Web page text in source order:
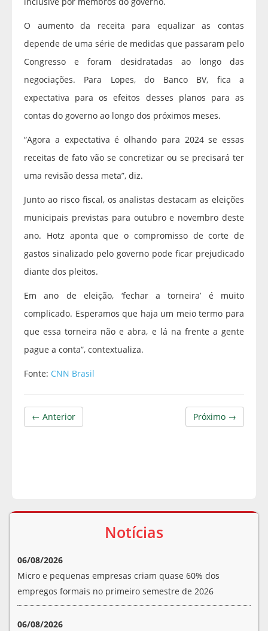
O aumento da receita para equalizar as contas
depende de uma série de medidas que passaram pelo
Congresso e foram desidratadas ao longo das
negociações. Para Lopes, do Banco BV, fica a
expectativa para os efeitos desses planos para as
contas do governo ao longo dos próximos meses.
“Agora a expectativa é olhando para 2024 se essas
receitas de fato vão se concretizar ou se precisará ter
uma revisão dessa meta”, diz.
Junto ao risco fiscal, os analistas destacam as eleições
municipais previstas para outubro e novembro deste
ano. Hotz aponta que o compromisso de corte de
gastos sinalizado pelo governo pode ficar prejudicado
diante dos pleitos.
Em ano de eleição, ‘fechar a torneira’ é muito
complicado. Esperamos que haja um meio termo para
que essa torneira não e abra, e lá na frente a gente
pague a conta”, contextualiza.
Fonte: CNN Brasil
Próximo →
← Anterior
Notícias
06/08/2026
Micro e pequenas empresas criam quase 60% dos
empregos formais no primeiro semestre de 2026
06/08/2026